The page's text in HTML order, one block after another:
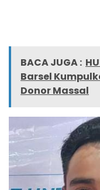
BACA JUGA :
Barsel
Donor Massal